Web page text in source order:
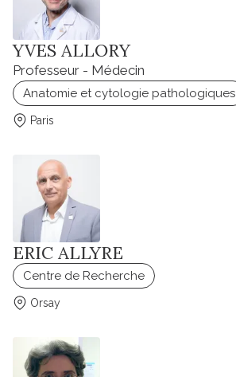
YVES ALLORY
Professeur - Médecin
Anatomie et cytologie pathologiques
Paris
ERIC ALLYRE
Centre de Recherche
Orsay